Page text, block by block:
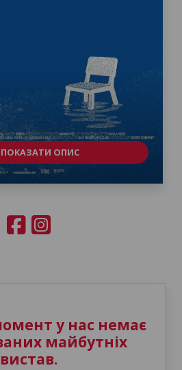
ПОКАЗАТИ ОПИС
у нас немає
майбутніх
вистав.